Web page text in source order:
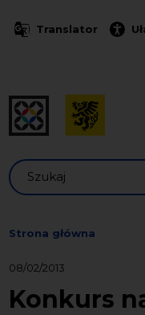
Translator
Szukaj
Strona główna
08/02/2013
Konkurs